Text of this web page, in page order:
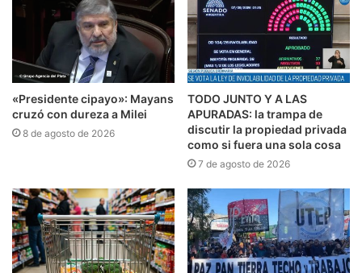
«Presidente cipayo»: Mayans
cruzó con dureza a Milei
8 de agosto de 2026
TODO JUNTO Y A LAS
APURADAS: la trampa de
discutir la propiedad privada
como si fuera una sola cosa
7 de agosto de 2026